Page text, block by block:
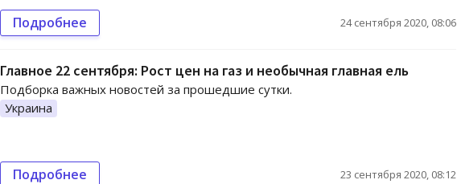
Подробнее 24 сентября 2020, 08:06
Главное 22 сентября: Рост цен на газ и необычная главная ель
Подборка важных новостей за прошедшие сутки.
Украина
Подробнее 23 сентября 2020, 08:12